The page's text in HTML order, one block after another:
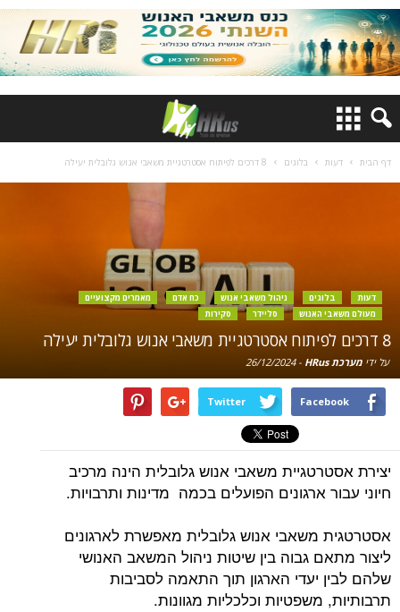
דף הבית דעות בלוגים 8 דרכים לפיתוח אסטרטגיית משאבי אנוש גלובלית יעילה
דעות בלוגים ניהול משאבי אנוש כח אדם
מאמרים מקצועיים
מעולם משאבי האנוש
סליידר סקירות
8 דרכים לפיתוח אסטרטגיית משאבי אנוש גלובלית יעילה
על ידי מערכת HRus -
26/12/2024
Facebook
Twitter
יצירת אסטרטגיית משאבי אנוש גלובלית הינה מרכיב
חיוני עבור ארגונים הפועלים בכמה מדינות ותרבויות.
אסטרטגית משאבי אנוש גלובלית מאפשרת לארגונים
ליצור מתאם גבוה בין שיטות ניהול המשאב האנושי
שלהם לבין יעדי הארגון תוך התאמה לסביבות
תרבותיות, משפטיות וכלכליות מגוונות.